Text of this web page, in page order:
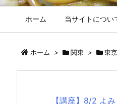
ホーム 当サイトについ
ホーム > 関東 > 東
【講座】8/2 よ